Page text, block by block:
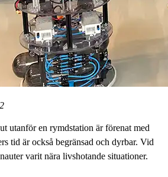
utanför en rymdstation är förenat med
tid är också begränsad och dyrbar. Vid
varit nära livshotande situationer.